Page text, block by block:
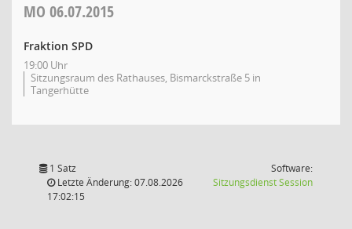
MO 06.07.2015
Fraktion SPD
19:00 Uhr
Sitzungsraum des Rathauses, Bismarckstraße 5 in
Tangerhütte
1 Satz
Letzte Änderung: 07.08.2026
17:02:15
Software:
SitzungsdienstSession(Wird in